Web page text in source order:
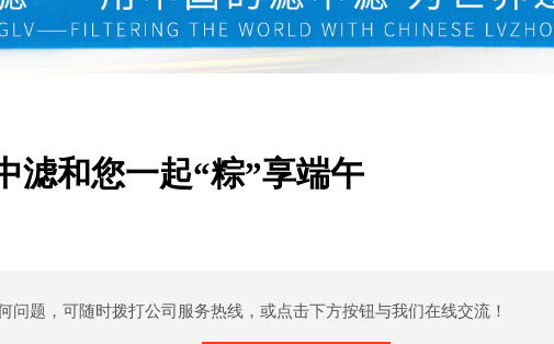
滤和您一起“粽”享端午
问题，可随时拨打公司服务热线，或点击下方按钮与我们在线交流！